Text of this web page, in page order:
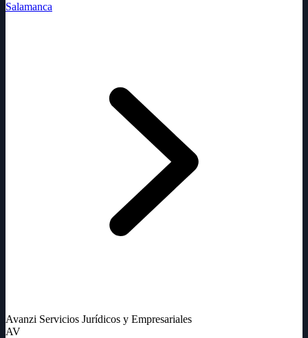
Salamanca
Avanzi Servicios Jurídicos y Empresariales
AV